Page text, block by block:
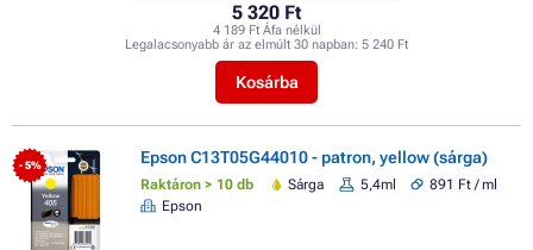
5 320 Ft
4 189 Ft Áfa nélkül
Legalacsonyabb ár az elmúlt 30 napban: 5 240 Ft
Kosárba
- 5% Epson C13T05G44010 - patron, yellow (sárga)
Raktáron > 10 db Sárga 5,4ml
891 Ft / ml
Epson